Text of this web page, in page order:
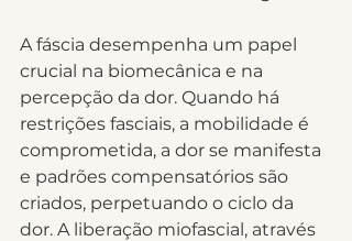
A fáscia desempenha um papel
crucial na biomecânica e na
percepção da dor. Quando há
restrições fasciais, a mobilidade é
comprometida, a dor se manifesta
e padrões compensatórios são
criados, perpetuando o ciclo da
dor. A liberação miofascial, através